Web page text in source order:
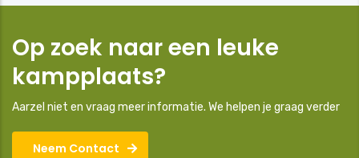
Op zoek naar een leuke
kampplaats?
Aarzel niet en vraag meer informatie. We helpen je graag verder
Neem Contact